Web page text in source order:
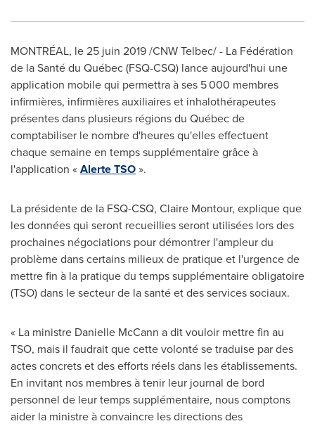
MONTRÉAL, le 25 juin 2019 /CNW Telbec/ - La Fédération
de la Santé du Québec (FSQ-CSQ) lance aujourd'hui une
application mobile qui permettra à ses 5 000 membres
infirmières, infirmières auxiliaires et inhalothérapeutes
présentes dans plusieurs régions du Québec de
comptabiliser le nombre d'heures qu'elles effectuent
chaque semaine en temps supplémentaire grâce à
l'application «Alerte TSO».
La présidente de la FSQ-CSQ, Claire Montour, explique que
les données qui seront recueillies seront utilisées lors des
prochaines négociations pour démontrer l'ampleur du
problème dans certains milieux de pratique et l'urgence de
mettre fin à la pratique du temps supplémentaire obligatoire
(TSO) dans le secteur de la santé et des services sociaux.
« La ministre Danielle McCann a dit vouloir mettre fin au
TSO, mais il faudrait que cette volonté se traduise par des
actes concrets et des efforts réels dans les établissements.
En invitant nos membres à tenir leur journal de bord
personnel de leur temps supplémentaire, nous comptons
aider la ministre à convaincre les directions des